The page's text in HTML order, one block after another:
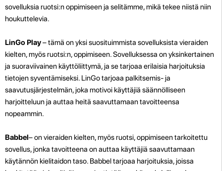
sovelluksia ruotsi:n oppimiseen ja selitämme, mikä tekee niistä niin
houkuttelevia.
LinGo Play– tämä on yksi suosituimmista sovelluksista vieraiden
kielten, myös ruotsi:n, oppimiseen. Sovelluksessa on yksinkertainen
ja suoraviivainen käyttöliittymä, ja se tarjoaa erilaisia harjoituksia
tietojen syventämiseksi. LinGo tarjoaa palkitsemis- ja
saavutusjärjestelmän, joka motivoi käyttäjiä säännölliseen
harjoitteluun ja auttaa heitä saavuttamaan tavoitteensa
nopeammin.
Babbel– on vieraiden kielten, myös ruotsi, oppimiseen tarkoitettu
sovellus, jonka tavoitteena on auttaa käyttäjiä saavuttamaan
käytännön kielitaidon taso. Babbel tarjoaa harjoituksia, joissa